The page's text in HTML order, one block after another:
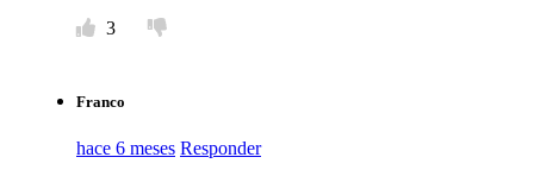
3
Franco
hace 6 meses Responder